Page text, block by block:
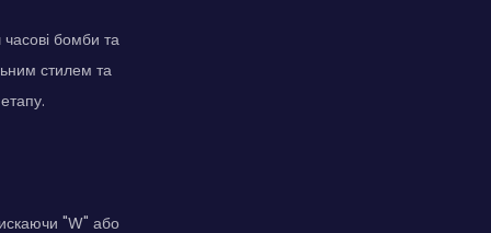
бомби та
стилем та
"W" або